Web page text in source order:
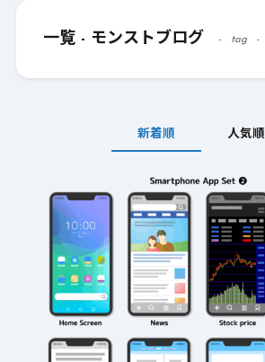
一覧 - モンストブログ tag
新着順 人気順